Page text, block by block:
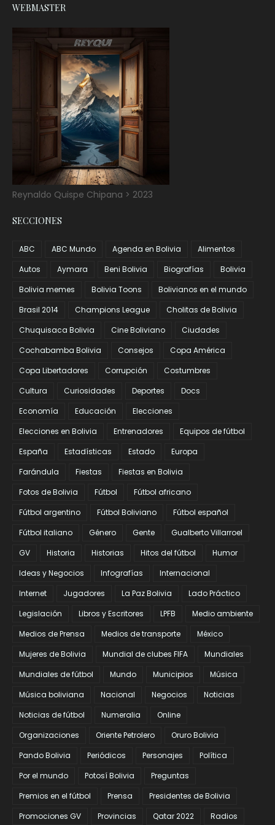
WEBMASTER
Reynaldo Quispe Chipana > 2023
SECCIONES
ABC ABC Mundo Agenda en Bolivia
Alimentos
Autos
Aymara Beni Bolivia Biografías
Bolivia
Bolivia memes
Bolivia Toons
Bolivianos en el mundo
Brasil 2014
Champions League
Cholitas de Bolivia
Chuquisaca Bolivia
Cine Boliviano
Ciudades
Cochabamba Bolivia
Consejos
Copa América
Copa Libertadores
Corrupción
Costumbres
Cultura
Curiosidades Deportes
Docs
Economía
Educación
Elecciones
Elecciones en Bolivia
Entrenadores
Equipos de fútbol
España
Estadísticas Estado
Europa
Farándula
Fiestas
Fiestas en Bolivia
Fotos de Bolivia
Fútbol
Fútbol africano
Fútbol argentino
Fútbol Boliviano
Fútbol español
Fútbol italiano
Género Gente
Gualberto Villarroel
GV
Historia Historias Hitos del fútbol
Humor
Ideas y Negocios
Infografías
Internacional
Internet
Jugadores La Paz Bolivia
Lado Práctico
Legislación
Libros y Escritores LPFB
Medio ambiente
Medios de Prensa
Medios de transporte
México
Mujeres de Bolivia
Mundial de clubes FIFA
Mundiales
Mundiales de fútbol
Mundo Municipios
Música
Música boliviana
Nacional Negocios
Noticias
Noticias de fútbol
Numeralia
Online
Organizaciones
Oriente Petrolero
Oruro Bolivia
Pando Bolivia
Periódicos Personajes
Política
Por el mundo
Potosí Bolivia
Preguntas
Premios en el fútbol
Prensa
Presidentes de Bolivia
Promociones GV
Provincias Qatar 2022 Radios